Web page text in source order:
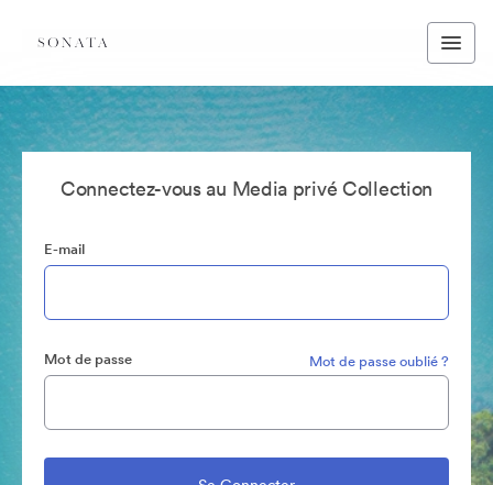
Connectez-vous au Media privé Collection
E-mail
Mot de passe Mot de passe oublié ?